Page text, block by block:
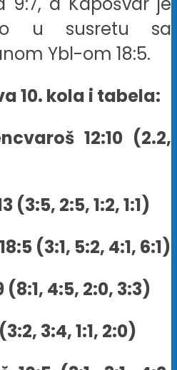
u susretu sa
Ybl-om 18:5.
10. kola i tabela:
12:10 (2.2,
(3:5, 2:5, 1:2, 1:1)
(3:1, 5:2, 4:1, 6:1)
(8:1, 4:5, 2:0, 3:3)
3:4, 1:1, 2:0)